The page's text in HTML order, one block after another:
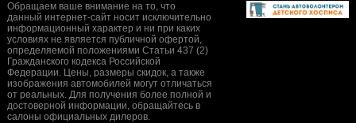
Обращаем ваше внимание на то, что
данный интернет-сайт носит исключительно
информационный характер и ни при каких
условиях не является публичной офертой,
определяемой положениями Статьи 437 (2)
Гражданского кодекса Российской
Федерации. Цены, размеры скидок, а также
изображения автомобилей могут отличаться
от реальных. Для получения более полной и
достоверной информации, обращайтесь в
салоны официальных дилеров.